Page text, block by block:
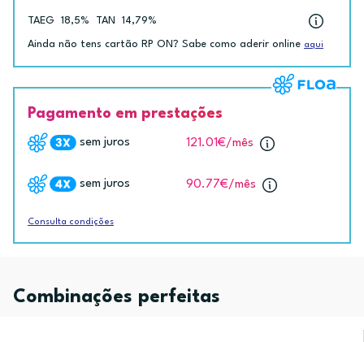
TAEG 18,5% TAN 14,79%
Ainda não tens cartão RP ON? Sabe como aderir online aqui
Pagamento em prestações
sem juros 121.01€/mês
sem juros 90.77€/mês
Consulta condições
Combinações perfeitas